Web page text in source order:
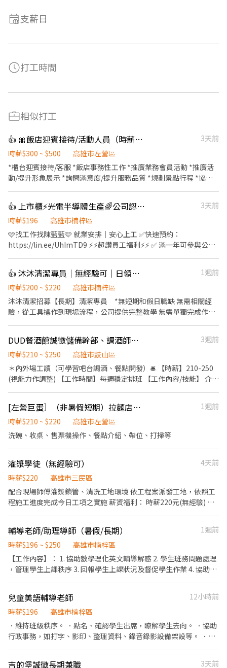
支薪日
打工時間
相似打工
👍 🎀飯店迎賓接待/活動人員（時薪300-500含獎金)另徵飯店優質清潔房務
3天前
時薪$300 ~ $500
高雄市左營區
*櫃台迎賓接待/客服 *飯店事務性工作 *推廣業務會員活動 *推廣活
動/提升形象展示 *詢問滿意度/提升服務品質 *規劃景點行程 *協助
👍 上市櫃⚡光電半導體生產🌈公司認股/三節/績效/年終獎金
3天前
時薪$196
高雄市楠梓區
🩷找工作找陳藍藍🩷 就業安排｜安心上工 ✅快速預約：
https://lin.ee/UhImTD9 ⚡⚡超讚員工福利⚡⚡ ✅ 滿一年可參與公司
金（點數） 1. 5/1勞動節 1000點 2. 生日2000點 3. 端午節2000點 4.
中秋節2000點 5. 春節開工紅包3000點 ✅ 每年額外7天帶薪假
╭───⚡工作地點⚡───╮ 高雄市楠梓區內環北路
╰─────────────╯ ⚡工作內容 產品測試、組裝、包
➋ 常夜班：20:00-05:00 薪資：$38500 配合加班約$48,000 ✅另加
績效獎金$0-$6,000 【做二休二】 ➊ 日班：08 00-20:00 薪資：
20:00-08:00 薪資：$38,900 配合加班約$52,000 ✅另加績效獎金
$0-$6,000 💫💫💫員工福利💫💫💫 ✅ 休假制度：做二休二 ✅ 保險與
保障： 勞健保、勞退提撥、團體保險 ✅ 滿一年可參與公司認股 ✅
各式獎金： • 年終獎金 • 三節禮金 • 生日福利 • 生育獎勵金6萬
• 育兒津貼$5000/月 • 旅遊津貼$12,000 • 各類補助金 • 年度體
檢 ✅ 付費停車位 ✅ 餐費補貼$80元/天 ✅ 每年7天帶薪假
╭────⚡應徵方式⚡────╮ 聯絡 陳小姐✨ 預約面試： 應徵
預約請點選加入➡️ https://lin.ee/UhImTD9 • 📞 電話： 0911-
563-123 • 📲 𝐋𝐈𝐍𝐄： 搜尋帳號 @252fmefb
👍 沐沐清潔專員｜無經驗可｜日領現金
1週前
時薪$200 ~ $220
高雄市楠梓區
沐沐清潔招募【長期】清潔專員 *無短期和假日職缺 無需相關經
驗，從工具操作到現場流程，公司提供完整教學 無需單獨完成作
都誠摯歡迎你加入 ▍工作內容 與清潔團隊前往案場，依主管指示執
行清潔服務 團隊分工合作，不需一人作業 ▍工作地點 皆在大高雄地
區，每日需配合不同案場地點調動 （可自行前往或選擇搭乘公司
車） ▍薪資待遇 時薪200元起，日領現金 依工作表現調整薪資，表
現優異者可轉正 ▍工作時間 08:00–17:00 或 09:00–18:00（依每日
但無法固定每周休 排班彈性可依個人情況協調 ▍其他說明 ．請提前
預約時間且攜帶履歷表前往面試 ．本公司依法規定員工皆須投保勞
時出勤
DUD餐酒館誠徵儲備幹部、調酒師（無經驗可）
3週前
時薪$210 ~ $250
高雄市鼓山區
＊內外場工讀（可學習吧台調酒、餐點開發）🛎️ 【時薪】210-250
(視能力作調整) 【工作時間】每週穩定排班 【工作內容/技能】 介紹
興趣者 【工作福利】 每日調酒 業績獎金 進修機會 員工旅遊、不固
定出遊 【工作特色】 友善可愛的夥伴們 安全的環境 紮實員工教育
訓練 課程與講座 性別友善 同業、異業的合作 團隊非常強大，絕對
[左營巨蛋］（非暑假短期）拉麵店早晚班兼職人員
1週前
時薪$210 ~ $220
高雄市左營區
洗碗、收桌、售票機操作、餐點介紹、帶位、打掃等
灌漿學徒（無經驗可）
4天前
時薪$220
高雄市三民區
配合現場師傅灌漿鎖管、清洗工地環境 依工程案派發工地，依照工
程施工進度完成今日工項之實施 薪資福利： 時薪220元(無經驗) 日
輔導老師/助理導師（暑假/長期）
1週前
時薪$196 ~ $250
高雄市楠梓區
【工作內容】： 1. 協助數學理化英文輔導解惑 2. 學生班務問題處理
，管理學生上課秩序 3. 回報學生上課狀況及督促學生作業 4. 協助招
佳！ 【上班日期】： 工作時間 週一至週五 17:30-21:30（開學） 週
六 09：00-12：00（開學） 週一至週五 08:30-12:00（暑假） 週一
至週五 13:00-17:00（暑假） 【備註】： 1. 本公司需長期工讀，至
少持續一年以上；僅假日工讀者勿試。 2. 僅暑假可。
兒童美語輔導老師
12小時前
時薪$196
高雄市楠梓區
．維持班級秩序。 ．點名、確認學生出席，瞭解學生去向。 ．協助
行政事務，如打字、影印、整理資料、錄音錄影設備架設等。 ．維
吉的堡誠徵長期兼職 3天前